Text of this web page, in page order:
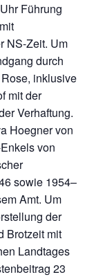
Führung
NS-Zeit. Um
durch
inklusive
mit der
Verhaftung.
Hoegner von
von
sowie 1954–
Amt. Um
der
Brotzeit mit
Landtages
23